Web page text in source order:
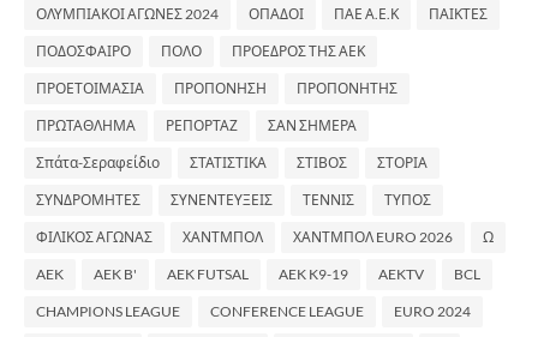
ΟΛΥΜΠΙΑΚΟΙ ΑΓΩΝΕΣ 2024 ΟΠΑΔΟΙ ΠΑΕ Α.Ε.Κ ΠΑΙΚΤΕΣ
ΠΟΔΟΣΦΑΙΡΟ ΠΟΛΟ ΠΡΟΕΔΡΟΣ ΤΗΣ ΑΕΚ
ΠΡΟΕΤΟΙΜΑΣΙΑ ΠΡΟΠΟΝΗΣΗ ΠΡΟΠΟΝΗΤΗΣ
ΠΡΩΤΑΘΛΗΜΑ ΡΕΠΟΡΤΑΖ ΣΑΝ ΣΗΜΕΡΑ
Σπάτα-Σεραφείδιο ΣΤΑΤΙΣΤΙΚΑ ΣΤΙΒΟΣ ΣΤΟΡΙΑ
ΣΥΝΔΡΟΜΗΤΕΣ ΣΥΝΕΝΤΕΥΞΕΙΣ ΤΕΝΝΙΣ ΤΥΠΟΣ
ΦΙΛΙΚΟΣ ΑΓΩΝΑΣ ΧΑΝΤΜΠΟΛ ΧΑΝΤΜΠΟΛ EURO 2026 Ω
AEK AEK B' AEK FUTSAL AEK K9-19 AEKTV BCL
CHAMPIONS LEAGUE CONFERENCE LEAGUE EURO 2024